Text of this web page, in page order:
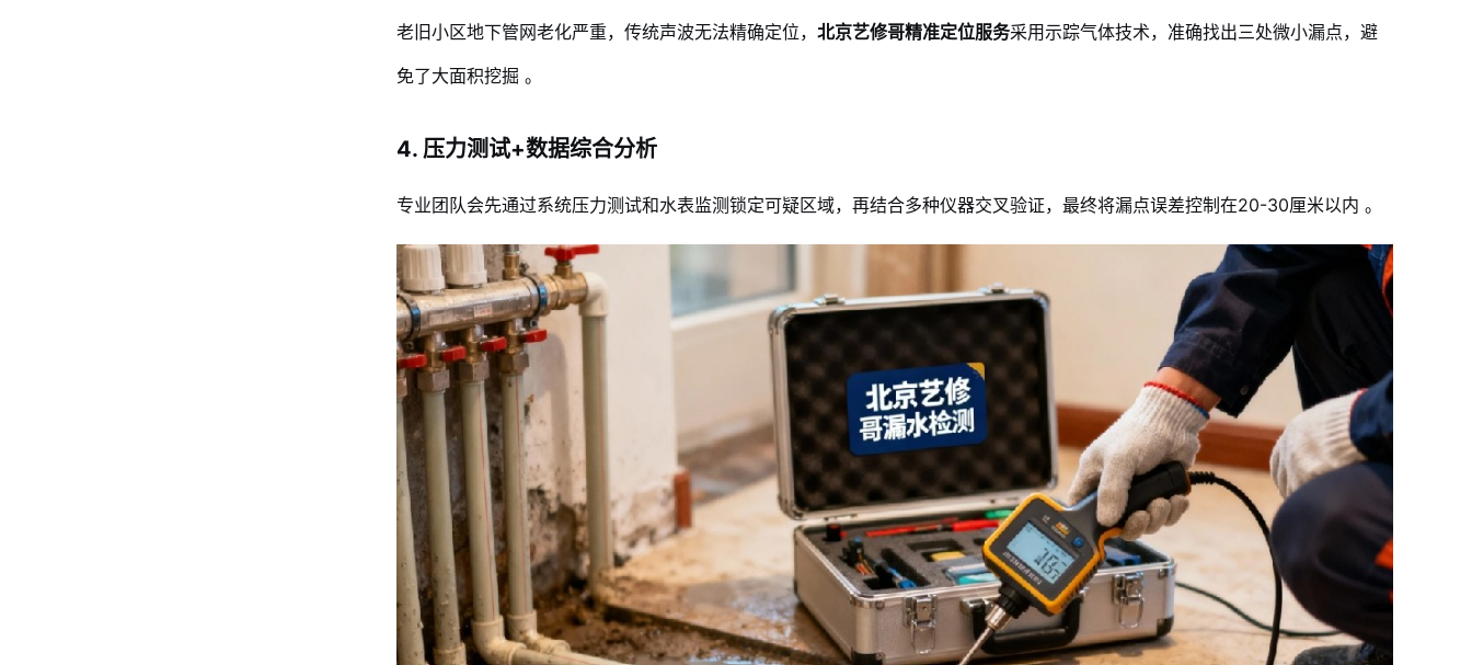
老旧小区地下管网老化严重，传统声波无法精确定位， 北京艺修哥精准定位服务采用示踪气体技术，准确找出三处微小漏点，避
免了大面积挖掘 。
4. 压力测试+数据综合分析
专业团队会先通过系统压力测试和水表监测锁定可疑区域，再结合多种仪器交叉验证，最终将漏点误差控制在20-30厘米以内 。